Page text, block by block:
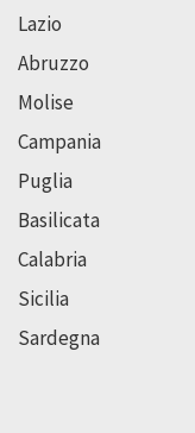
Lazio
Abruzzo
Molise
Campania
Puglia
Basilicata
Calabria
Sicilia
Sardegna